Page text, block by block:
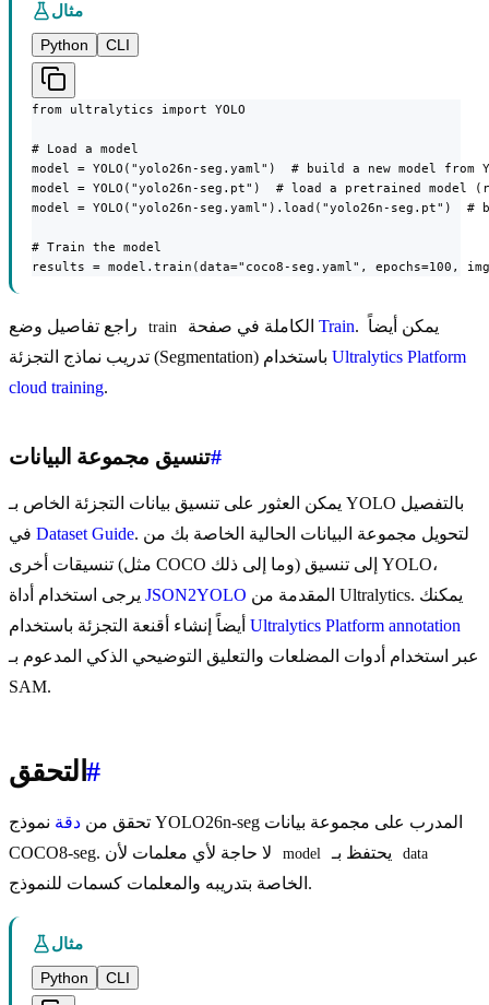
مثال
Python
CLI
from ultralytics import YOLO
# Load a model
model = YOLO("yolo26n-seg.yaml")  # build a new model from
model = YOLO("yolo26n-seg.pt")  # load a pretrained model
model = YOLO("yolo26n-seg.yaml").load("yolo26n-seg.pt")  #
# Train the model
results = model.train(data="coco8-seg.yaml", epochs=100,
train Train. يمكن أيضاً
Ultralytics Platform
cloud training.
تنسيق مجموعة البيانات#
يمكن العثور على تنسيق بيانات التجزئة الخاص بـ YOLO بالتفصيل
Dataset Guide. لتحويل مجموعة البيانات الحالية الخاصة بك من
تنسيقات أخرى (مثل COCO وما إلى ذلك) إلى تنسيق YOLO،
JSON2YOLO
Ultralytics Platform annotation
عبر استخدام أدوات المضلعات والتعليق التوضيحي الذكي المدعوم بـ
SAM.
التحقق#
تحقق من دقة نموذج YOLO26n-seg المدرب على مجموعة بيانات
model data
الخاصة بتدريبه والمعلمات كسمات للنموذج.
مثال
Python
CLI